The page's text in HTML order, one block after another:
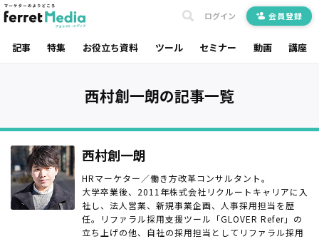
記事 特集 お役立ち資料 ツール セミナー 動画 講座
ログイン 会員登録
西村創一朗の記事一覧
西村創一朗
HRマーケター／働き方改革コンサルタント。
大学卒業後、2011年株式会社リクルートキャリアに入
社し、法人営業、新規事業企画、人事採用担当を歴
任。リファラル採用支援ツール「GLOVER Refer」の
立ち上げの他、自社の採用担当としてリファラル採用